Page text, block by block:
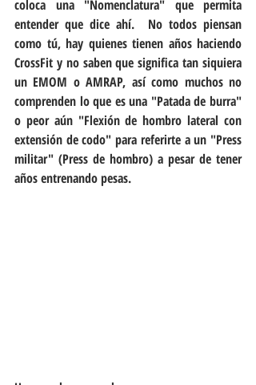
coloca una "Nomenclatura" que permita
entender que dice ahí.  No todos piensan
como tú, hay quienes tienen años haciendo
CrossFit y no saben que significa tan siquiera
un EMOM o AMRAP, así como muchos no
comprenden lo que es una "Patada de burra"
o peor aún "Flexión de hombro lateral con
extensión de codo" para referirte a un "Press
militar" (Press de hombro) a pesar de tener
años entrenando pesas.